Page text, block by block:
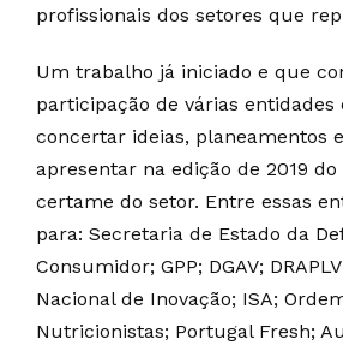
profissionais dos setores que
Um trabalho já iniciado e que
participação de várias entidades
concertar ideias, planeamentos
apresentar na edição de 2019
certame do setor. Entre essas
para: Secretaria de Estado da
Consumidor; GPP; DGAV;
Nacional de Inovação; ISA;
Nutricionistas; Portugal Fresh;